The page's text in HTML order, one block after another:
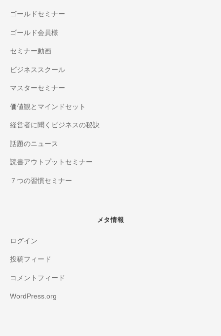
ゴールドセミナー
ゴールド会員様
セミナー動画
ビジネススクール
マスターセミナー
価値観とマインドセット
経営者に聞くビジネスの秘訣
話題のニュース
読書アウトプットセミナー
７つの習慣セミナー
メタ情報
ログイン
投稿フィード
コメントフィード
WordPress.org